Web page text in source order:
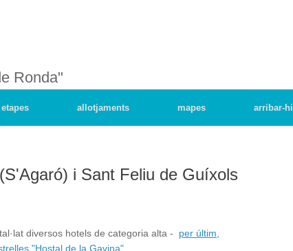
Ronda"
etapes allotjaments mapes arribar-hi
i Sant Feliu de Guíxols
diversos hotels de categoria alta - per últim,
"Hostal de la Gavina"